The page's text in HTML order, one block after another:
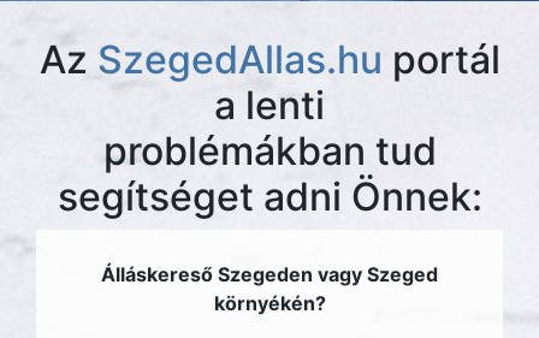
Az SzegedAllas.hu portál
a lenti
problémákban tud
segítséget adni Önnek:
Álláskereső Szegeden vagy Szeged
környékén?